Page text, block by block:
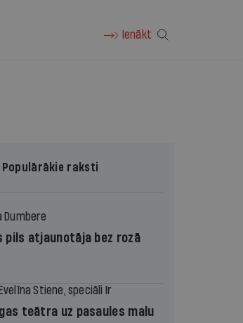
Ienākt
Populārākie raksti
Dumbere
pils atjaunotāja bez rozā
Evelīna Stiene, speciāli Ir
teātra uz pasaules malu